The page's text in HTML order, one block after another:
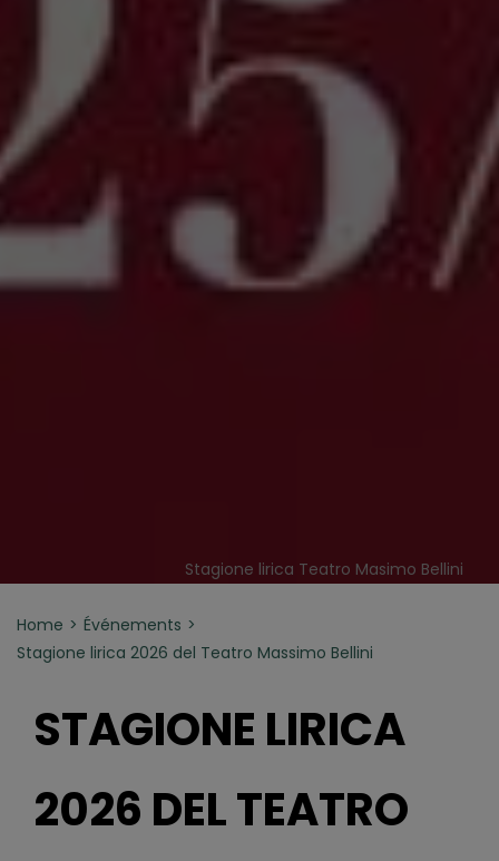
Stagione lirica Teatro Masimo Bellini
Home
Événements
Stagione lirica 2026 del Teatro Massimo Bellini
STAGIONE LIRICA
2026 DEL TEATRO